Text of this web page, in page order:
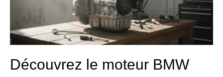
Découvrez le moteur BMW
ch
:
spécificités
et